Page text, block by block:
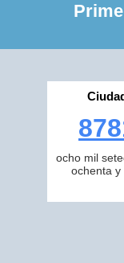
ocho mil
ochenta y